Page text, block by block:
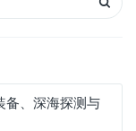
备、深海探测与